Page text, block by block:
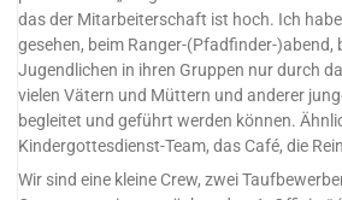
das der Mitarbeiterschaft ist hoch. Ich
gesehen, beim Ranger-(Pfadfinder-)abend,
Jugendlichen in ihren Gruppen nur durch
vielen Vätern und Müttern und anderer
begleitet und geführt werden können.
Kindergottesdienst-Team, das Café, die
Wir sind eine kleine Crew, zwei